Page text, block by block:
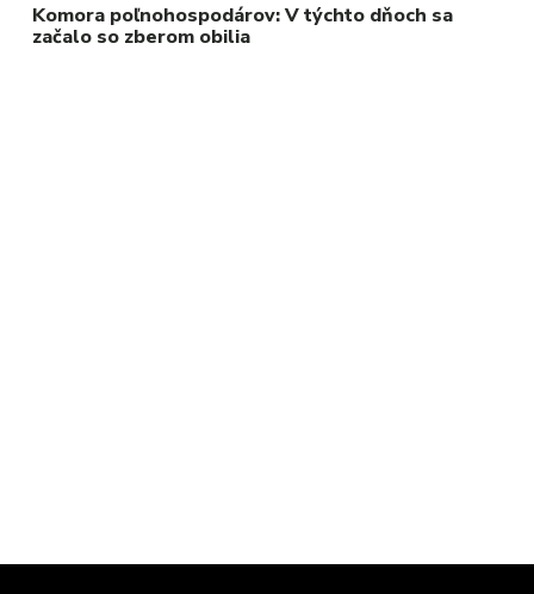
Komora poľnohospodárov: V týchto dňoch sa
začalo so zberom obilia